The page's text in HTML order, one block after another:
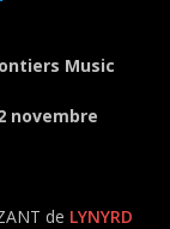
Music
novembre
de LYNYRD